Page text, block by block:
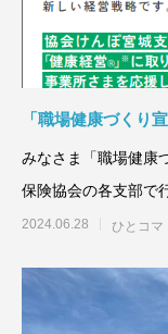
「職場健康づくり宣
みなさま「職場健康
保険協会の各支部で
2024.06.28 ひとコマ